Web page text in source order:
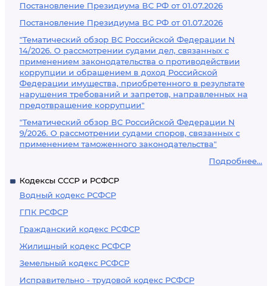
Постановление Президиума ВС РФ от 01.07.2026
Постановление Президиума ВС РФ от 01.07.2026
"Тематический обзор ВС Российской Федерации N
14/2026. О рассмотрении судами дел, связанных с
применением законодательства о противодействии
коррупции и обращением в доход Российской
Федерации имущества, приобретенного в результате
нарушения требований и запретов, направленных на
предотвращение коррупции"
"Тематический обзор ВС Российской Федерации N
9/2026. О рассмотрении судами споров, связанных с
применением таможенного законодательства"
Подробнее...
Кодексы СССР и РСФСР
Водный кодекс РСФСР
ГПК РСФСР
Гражданский кодекс РСФСР
Жилищный кодекс РСФСР
Земельный кодекс РСФСР
Исправительно - трудовой кодекс РСФСР